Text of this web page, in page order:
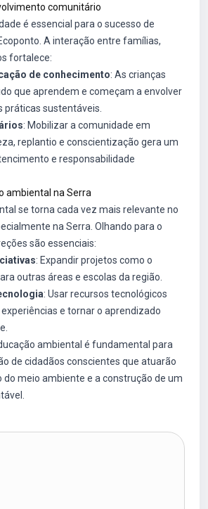
comunitário
é essencial para o sucesso de
A interação entre famílias,
fortalece:
de conhecimento: As crianças
que aprendem e começam a envolver
práticas sustentáveis.
: Mobilizar a comunidade em
replantio e conscientização gera um
e responsabilidade
ambiental na Serra
se torna cada vez mais relevante no
na Serra. Olhando para o
são essenciais:
: Expandir projetos como o
outras áreas e escolas da região.
: Usar recursos tecnológicos
e tornar o aprendizado
ambiental é fundamental para
de cidadãos conscientes que atuarão
do meio ambiente e a construção de um